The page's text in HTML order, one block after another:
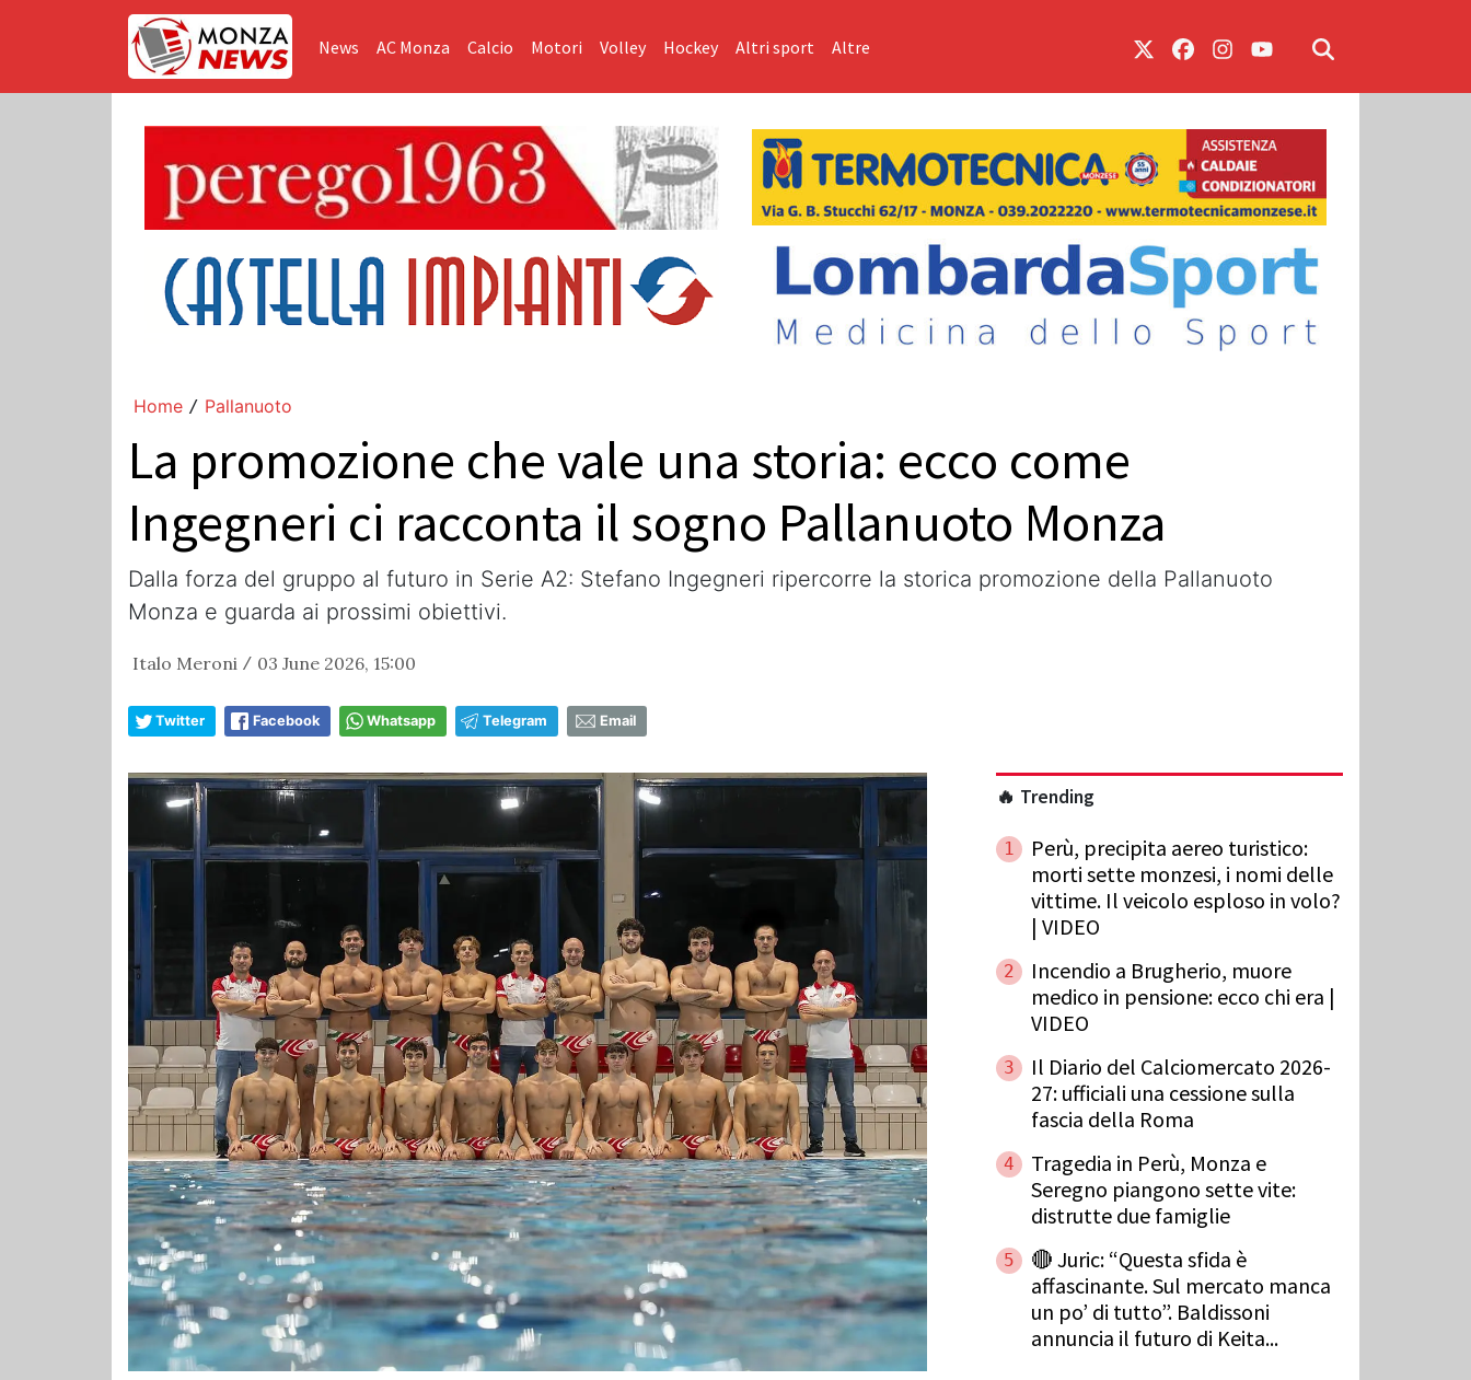
News AC Monza Calcio Motori Volley Hockey Altri sport Altre
Home / Pallanuoto
La promozione che vale una storia: ecco come
Ingegneri ci racconta il sogno Pallanuoto Monza
Dalla forza del gruppo al futuro in Serie A2: Stefano Ingegneri ripercorre la storica promozione della Pallanuoto
Monza e guarda ai prossimi obiettivi.
Italo Meroni / 03 June 2026, 15:00
Twitter Facebook Whatsapp Telegram Email
🔥 Trending
1
Perù, precipita aereo turistico:
morti sette monzesi, i nomi delle
vittime. Il veicolo esploso in volo?
| VIDEO
2
Incendio a Brugherio, muore
medico in pensione: ecco chi era |
VIDEO
3
Il Diario del Calciomercato 2026-
27: ufficiali una cessione sulla
fascia della Roma
4
Tragedia in Perù, Monza e
Seregno piangono sette vite:
distrutte due famiglie
5
🔴 Juric: “Questa sfida è
affascinante. Sul mercato manca
un po’ di tutto”. Baldissoni
annuncia il futuro di Keita...